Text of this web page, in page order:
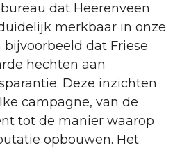
dat Heerenveen
merkbaar in onze
dat Friese
hechten aan
Deze inzichten
campagne, van de
tot de manier waarop
opbouwen. Het